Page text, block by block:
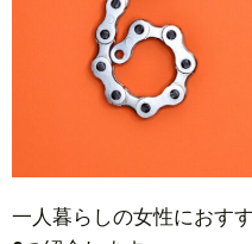
一人暮らしの女性におす